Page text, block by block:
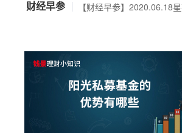
财经早参
【财经早参】2020.06.17
【财经早参】2020.06.19星